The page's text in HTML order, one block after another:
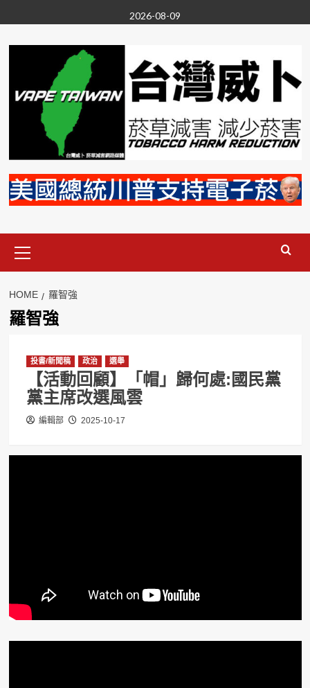
to
content
2026-08-09
Menu
HOME 羅智強
羅智強
投書/新聞稿 政治 選舉
【活動回顧】「帽」歸何處:國民黨
黨主席改選風雲
編輯部 2025-10-17